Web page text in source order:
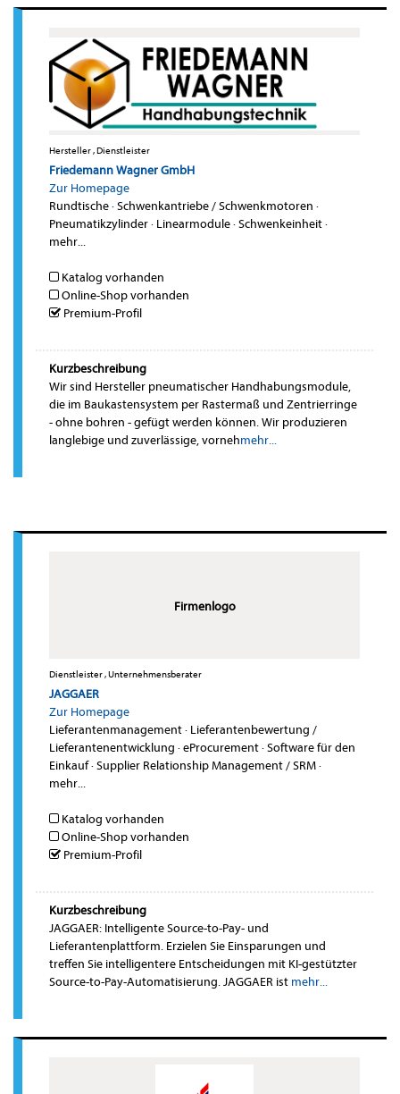
Hersteller , Dienstleister
Friedemann Wagner GmbH
Zur Homepage
Rundtische·Schwenkantriebe / Schwenkmotoren ·
Pneumatikzylinder· Linearmodule·Schwenkeinheit·
mehr...
Katalog vorhanden
Online-Shop vorhanden
Premium-Profil
Kurzbeschreibung
Wir sind Hersteller pneumatischer Handhabungsmodule,
die im Baukastensystem per Rastermaß und Zentrierringe
- ohne bohren - gefügt werden können. Wir produzieren
langlebige und zuverlässige, vornehmehr...
Firmenlogo
Dienstleister , Unternehmensberater
JAGGAER
Zur Homepage
Lieferantenmanagement· Lieferantenbewertung /
Lieferantenentwicklung ·eProcurement·Software für den
Einkauf·Supplier Relationship Management / SRM·
mehr...
Katalog vorhanden
Online-Shop vorhanden
Premium-Profil
Kurzbeschreibung
JAGGAER: Intelligente Source-to-Pay- und
Lieferantenplattform. Erzielen Sie Einsparungen und
treffen Sie intelligentere Entscheidungen mit KI-gestützter
Source-to-Pay-Automatisierung. JAGGAER ist mehr...